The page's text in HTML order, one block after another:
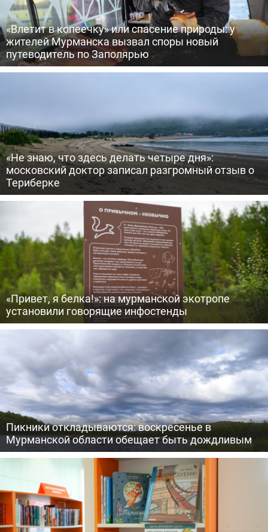
«Влетит в копеечку» или спасение природы: у
жителей Мурманска вызвал споры новый
путеводитель по Заполярью
«Не знаю, что здесь делать четыре дня»:
московский доктор записал разгромный отзыв о
Териберке
«Привет, я белка!»: на мурманской экотропе
установили говорящие инфостенды
Пикники откладываются: воскресенье в
Мурманской области обещает быть дождливым